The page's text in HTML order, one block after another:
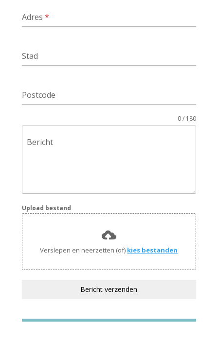
Adres *
Stad
Postcode
Bericht
0 / 180
Upload bestand
Verslepen en neerzetten (of) kies bestanden
Bericht verzenden